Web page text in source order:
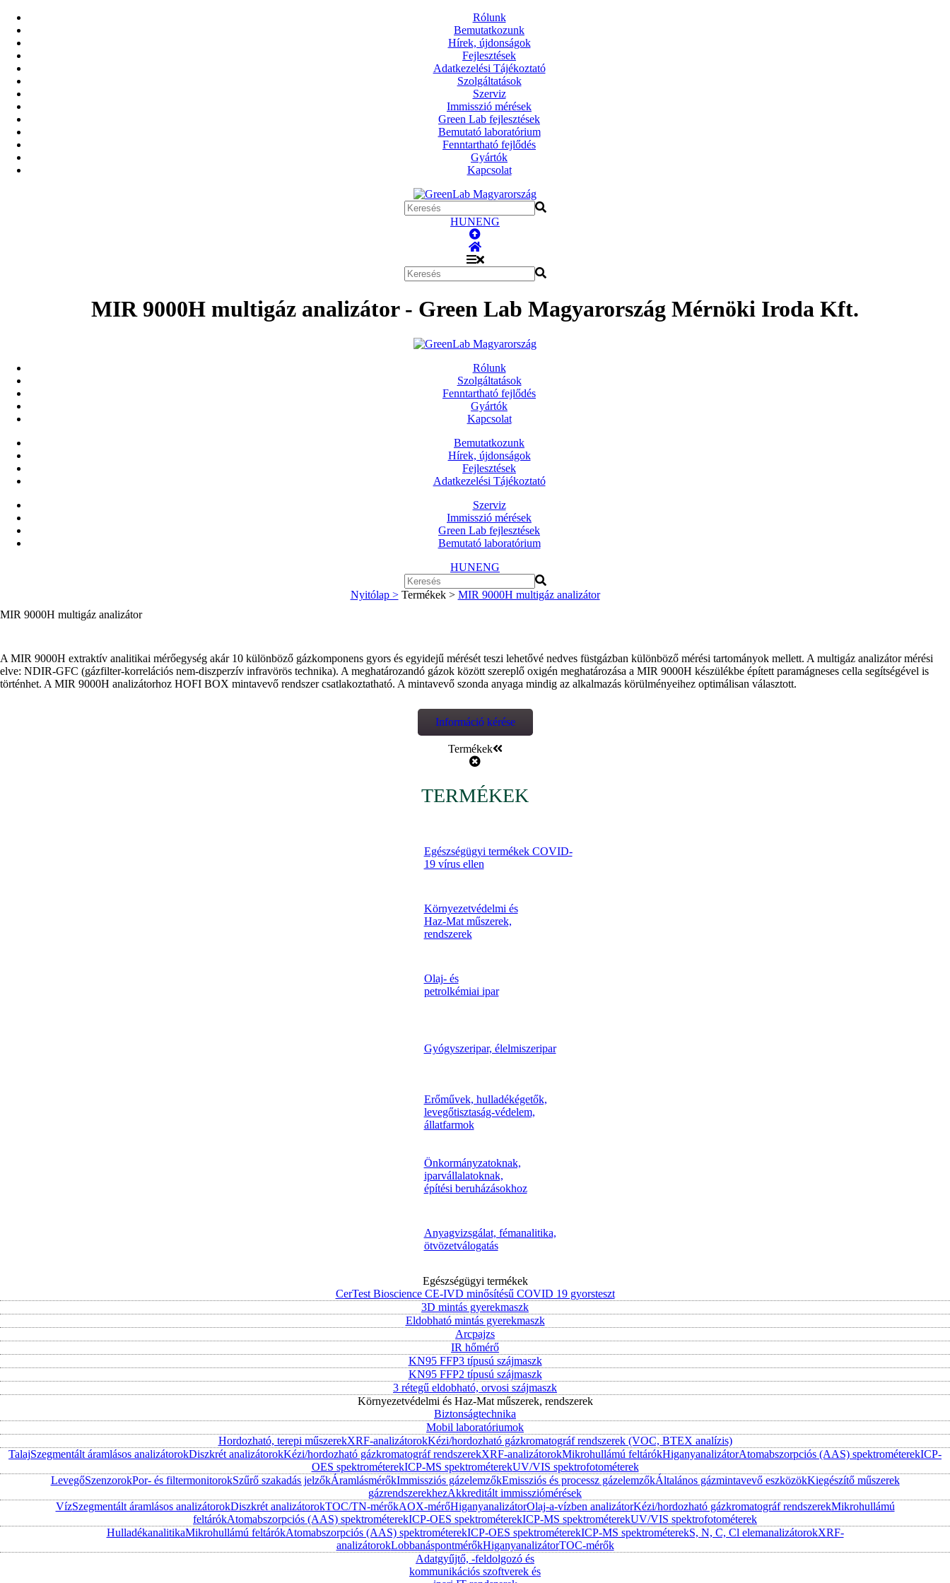
Rólunk
Bemutatkozunk
Hírek, újdonságok
Fejlesztések
Adatkezelési Tájékoztató
Szolgáltatások
Szerviz
Immisszió mérések
Green Lab fejlesztések
Bemutató laboratórium
Fenntartható fejlődés
Gyártók
Kapcsolat
HUNENG
MIR 9000H multigáz analizátor - Green Lab Magyarország Mérnöki Iroda Kft.
Rólunk
Szolgáltatások
Fenntartható fejlődés
Gyártók
Kapcsolat
Bemutatkozunk
Hírek, újdonságok
Fejlesztések
Adatkezelési Tájékoztató
Szerviz
Immisszió mérések
Green Lab fejlesztések
Bemutató laboratórium
HUNENG
Nyitólap > Termékek > MIR 9000H multigáz analizátor
MIR 9000H multigáz analizátor
A MIR 9000H extraktív analitikai mérőegység akár 10 különböző gázkomponens gyors és egyidejű mérését teszi lehetővé nedves füstgázban különböző mérési tartományok mellett. A multigáz analizátor mérési
elve: NDIR-GFC (gázfilter-korrelációs nem-diszperzív infravörös technika). A meghatározandó gázok között szereplő oxigén meghatározása a MIR 9000H készülékbe épített paramágneses cella segítségével is
történhet. A MIR 9000H analizátorhoz HOFI BOX mintavevő rendszer csatlakoztatható. A mintavevő szonda anyaga mindig az alkalmazás körülményeihez optimálisan választott.
Információ kérése
Termékek
TERMÉKEK
Egészségügyi termékek COVID-
19 vírus ellen
Környezetvédelmi és
Haz-Mat műszerek,
rendszerek
Olaj- és
petrolkémiai ipar
Gyógyszeripar, élelmiszeripar
Erőművek, hulladékégetők,
levegőtisztaság-védelem,
állatfarmok
Önkormányzatoknak,
iparvállalatoknak,
építési beruházásokhoz
Anyagvizsgálat, fémanalitika,
ötvözetválogatás
Egészségügyi termékek
CerTest Bioscience CE-IVD minősítésű COVID 19 gyorsteszt
3D mintás gyerekmaszk
Eldobható mintás gyerekmaszk
Arcpajzs
IR hőmérő
KN95 FFP3 típusú szájmaszk
KN95 FFP2 típusú szájmaszk
3 rétegű eldobható, orvosi szájmaszk
Környezetvédelmi és Haz-Mat műszerek, rendszerek
Biztonságtechnika
Mobil laboratóriumok
Hordozható, terepi műszerekXRF-analizátorokKézi/hordozható gázkromatográf rendszerek (VOC, BTEX analízis)
TalajSzegmentált áramlásos analizátorokDiszkrét analizátorokKézi/hordozható gázkromatográf rendszerekXRF-analizátorokMikrohullámú feltárókHiganyanalizátorAtomabszorpciós (AAS) spektrométerekICP-
OES spektrométerekICP-MS spektrométerekUV/VIS spektrofotométerek
LevegőSzenzorokPor- és filtermonitorokSzűrő szakadás jelzőkÁramlásmérőkImmissziós gázelemzőkEmissziós és processz gázelemzőkÁltalános gázmintavevő eszközökKiegészítő műszerek
gázrendszerekhezAkkreditált immissziómérések
VízSzegmentált áramlásos analizátorokDiszkrét analizátorokTOC/TN-mérőkAOX-mérőHiganyanalizátorOlaj-a-vízben analizátorKézi/hordozható gázkromatográf rendszerekMikrohullámú
feltárókAtomabszorpciós (AAS) spektrométerekICP-OES spektrométerekICP-MS spektrométerekUV/VIS spektrofotométerek
HulladékanalitikaMikrohullámú feltárókAtomabszorpciós (AAS) spektrométerekICP-OES spektrométerekICP-MS spektrométerekS, N, C, Cl elemanalizátorokXRF-
analizátorokLobbanáspontmérőkHiganyanalizátorTOC-mérők
Adatgyűjtő, -feldolgozó és
kommunikációs szoftverek és